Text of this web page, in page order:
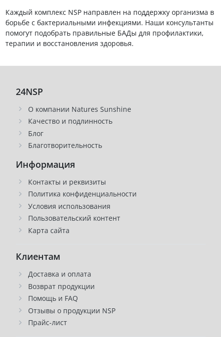
Каждый комплекс NSP направлен на поддержку организма в
борьбе с бактериальными инфекциями. Наши консультанты
помогут подобрать правильные БАДы для профилактики,
терапии и восстановления здоровья.
24NSP
О компании Natures Sunshine
Качество и подлинность
Блог
Благотворительность
Информация
Контакты и реквизиты
Политика конфиденциальности
Условия использования
Пользовательский контент
Карта сайта
Клиентам
Доставка и оплата
Возврат продукции
Помощь и FAQ
Отзывы о продукции NSP
Прайс-лист